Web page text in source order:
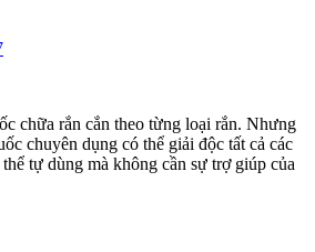
chữa rắn cắn theo từng loại rắn. Nhưng
chuyên dụng có thể giải độc tất cả các
tự dùng mà không cần sự trợ giúp của